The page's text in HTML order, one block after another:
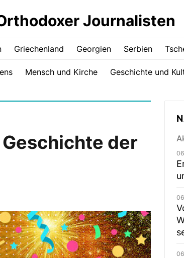
Journalisten
Griechenland Georgien Serbien
Mensch und Kirche Geschichte und
der